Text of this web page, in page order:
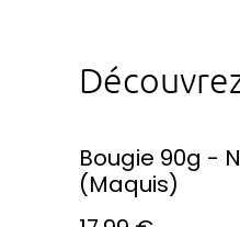
Bougie 90g -
(Maquis)